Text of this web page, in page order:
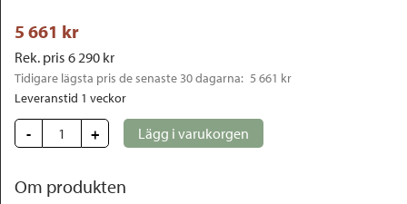
5 661 kr
Rek. pris 6 290 kr
Tidigare lägsta pris de senaste 30 dagarna: 5 661 kr
Leveranstid 1 veckor
- + Lägg i varukorgen
Om produkten